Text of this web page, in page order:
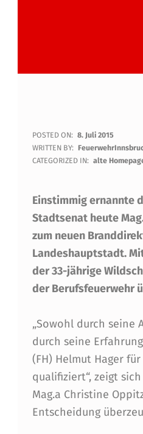
S
T
D
T
I
N
N
S
B
R
U
C
POSTED ON: 8. Juli 2015
WRITTEN BY:
CATEGORIZED IN: alte
Einstimmig ernannte
Stadtsenat heute
zum neuen
Landeshauptstadt.
der 33-jährige
der Berufsfeuerwehr
„Sowohl durch seine
durch seine
(FH) Helmut Hager
qualifiziert“, zeigt
Mag.a Christine
Entscheidung